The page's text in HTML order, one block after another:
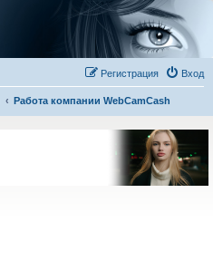
Вход
Регистрация
Работа компании WebCamCash